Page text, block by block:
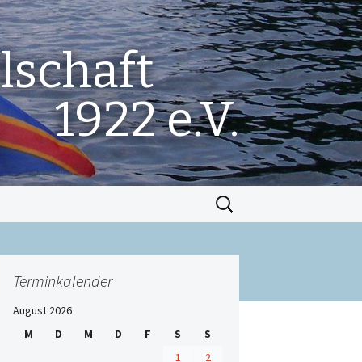
1922 e.V.
Suchen
nach:
Terminkalender
August 2026
M
D M D F S
S
1
2